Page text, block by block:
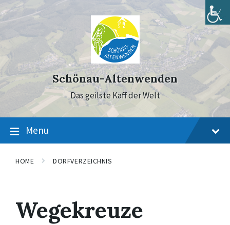
to
content
to
main
navigation
to
footer
Schönau-Altenwenden
Das geilste Kaff der Welt
Menu
HOME DORFVERZEICHNIS
Wegekreuze